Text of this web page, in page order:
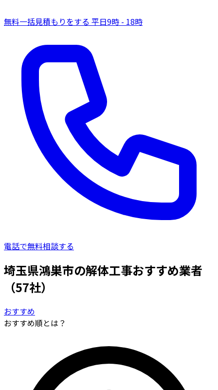
無料一括見積もりをする 平日9時 - 18時
電話で無料相談する
埼玉県鴻巣市の解体工事おすすめ業者
（57社）
おすすめ
おすすめ順とは？